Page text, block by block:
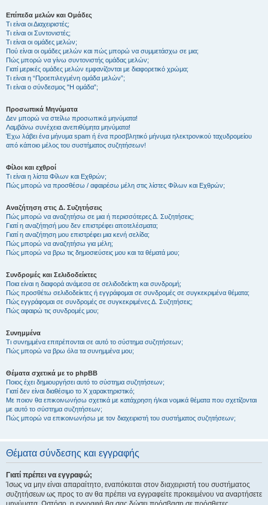
Επίπεδα μελών και Ομάδες
Τι είναι οι Διαχειριστές;
Τι είναι οι Συντονιστές;
Τι είναι οι ομάδες μελών;
Πού είναι οι ομάδες μελών και πώς μπορώ να συμμετάσχω σε μια;
Πώς μπορώ να γίνω συντονιστής ομάδας μελών;
Γιατί μερικές ομάδες μελών εμφανίζονται με διαφορετικό χρώμα;
Τι είναι η “Προεπιλεγμένη ομάδα μελών”;
Τι είναι ο σύνδεσμος "Η ομάδα”;
Προσωπικά Μηνύματα
Δεν μπορώ να στείλω προσωπικά μηνύματα!
Λαμβάνω συνέχεια ανεπιθύμητα μηνύματα!
Έχω λάβει ένα μήνυμα spam ή ένα προσβλητικό μήνυμα ηλεκτρονικού ταχυδρομείου
από κάποιο μέλος του συστήματος συζητήσεων!
Φίλοι και εχθροί
Τι είναι η λίστα Φίλων και Εχθρών;
Πώς μπορώ να προσθέσω / αφαιρέσω μέλη στις λίστες Φίλων και Εχθρών;
Αναζήτηση στις Δ. Συζητήσεις
Πώς μπορώ να αναζητήσω σε μια ή περισσότερες Δ. Συζητήσεις;
Γιατί η αναζήτησή μου δεν επιστρέφει αποτελέσματα;
Γιατί η αναζήτηση μου επιστρέφει μια κενή σελίδα;
Πώς μπορώ να αναζητήσω για μέλη;
Πώς μπορώ να βρω τις δημοσιεύσεις μου και τα θέματά μου;
Συνδρομές και Σελιδοδείκτες
Ποια είναι η διαφορά ανάμεσα σε σελιδοδείκτη και συνδρομή;
Πώς προσθέτω σελιδοδείκτες ή εγγράφομαι σε συνδρομές σε συγκεκριμένα θέματα;
Πώς εγγράφομαι σε συνδρομές σε συγκεκριμένες Δ. Συζητήσεις;
Πώς αφαιρώ τις συνδρομές μου;
Συνημμένα
Τι συνημμένα επιτρέπονται σε αυτό το σύστημα συζητήσεων;
Πώς μπορώ να βρω όλα τα συνημμένα μου;
Θέματα σχετικά με το phpBB
Ποιος έχει δημιουργήσει αυτό το σύστημα συζητήσεων;
Γιατί δεν είναι διαθέσιμο το Χ χαρακτηριστικό;
Με ποιον θα επικοινωνήσω σχετικά με κατάχρηση ή/και νομικά θέματα που σχετίζονται
με αυτό το σύστημα συζητήσεων;
Πώς μπορώ να επικοινωνήσω με τον διαχειριστή του συστήματος συζητήσεων;
Θέματα σύνδεσης και εγγραφής
Γιατί πρέπει να εγγραφώ;
Ίσως να μην είναι απαραίτητο, εναπόκειται στον διαχειριστή του συστήματος
συζητήσεων ως προς το αν θα πρέπει να εγγραφείτε προκειμένου να αναρτήσετε